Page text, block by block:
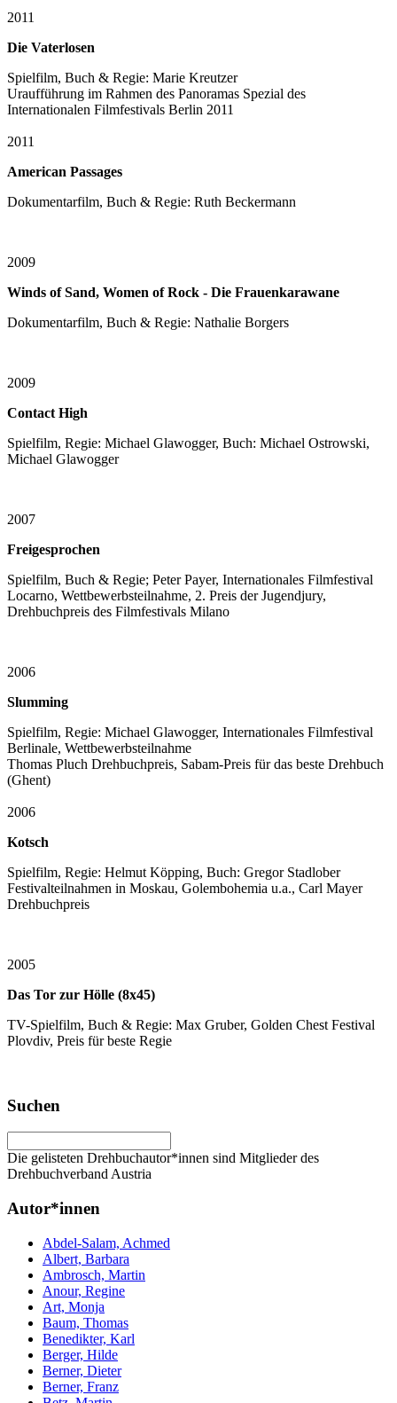
2011
Die Vaterlosen
Spielfilm, Buch & Regie: Marie Kreutzer
Uraufführung im Rahmen des Panoramas Spezial des
Internationalen Filmfestivals Berlin 2011
2011
American Passages
Dokumentarfilm, Buch & Regie: Ruth Beckermann
2009
Winds of Sand, Women of Rock - Die Frauenkarawane
Dokumentarfilm, Buch & Regie: Nathalie Borgers
2009
Contact High
Spielfilm, Regie: Michael Glawogger, Buch: Michael Ostrowski,
Michael Glawogger
2007
Freigesprochen
Spielfilm, Buch & Regie; Peter Payer, Internationales Filmfestival
Locarno, Wettbewerbsteilnahme, 2. Preis der Jugendjury,
Drehbuchpreis des Filmfestivals Milano
2006
Slumming
Spielfilm, Regie: Michael Glawogger, Internationales Filmfestival
Berlinale, Wettbewerbsteilnahme
Thomas Pluch Drehbuchpreis, Sabam-Preis für das beste Drehbuch
(Ghent)
2006
Kotsch
Spielfilm, Regie: Helmut Köpping, Buch: Gregor Stadlober
Festivalteilnahmen in Moskau, Golembohemia u.a., Carl Mayer
Drehbuchpreis
2005
Das Tor zur Hölle (8x45)
TV-Spielfilm, Buch & Regie: Max Gruber, Golden Chest Festival
Plovdiv, Preis für beste Regie
Suchen
Die gelisteten Drehbuchautor*innen sind Mitglieder des
Drehbuchverband Austria
Autor*innen
Abdel-Salam, Achmed
Albert, Barbara
Ambrosch, Martin
Anour, Regine
Art, Monja
Baum, Thomas
Benedikter, Karl
Berger, Hilde
Berner, Dieter
Berner, Franz